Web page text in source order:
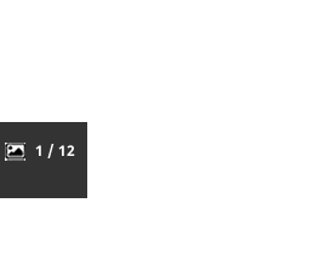
1 / 12